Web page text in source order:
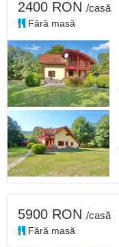
2400 RON /casă
Fără masă
5900 RON /casă
Fără masă